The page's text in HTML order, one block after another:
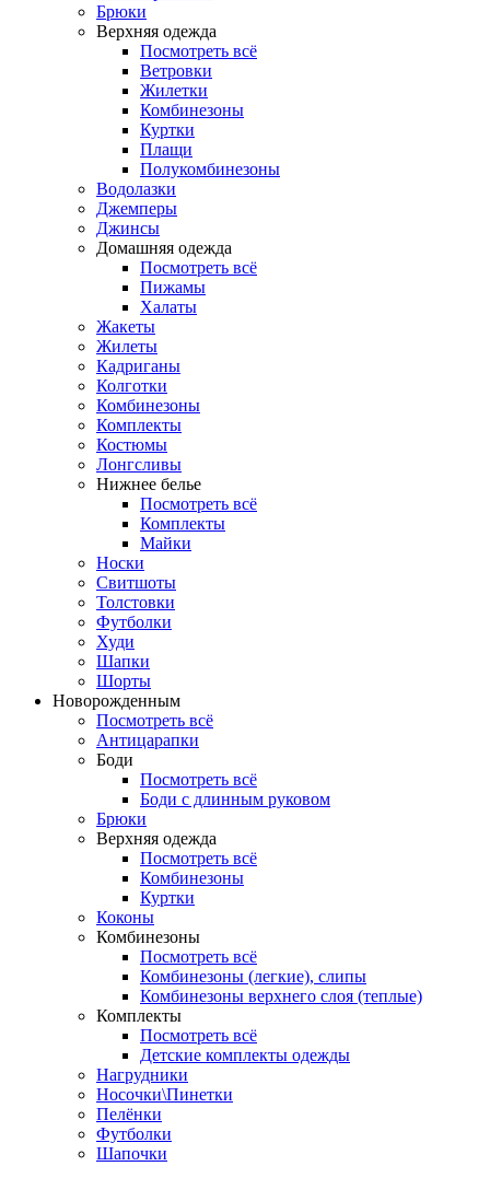
Брюки
Верхняя одежда
Посмотреть всё
Ветровки
Жилетки
Комбинезоны
Куртки
Плащи
Полукомбинезоны
Водолазки
Джемперы
Джинсы
Домашняя одежда
Посмотреть всё
Пижамы
Халаты
Жакеты
Жилеты
Кадриганы
Колготки
Комбинезоны
Комплекты
Костюмы
Лонгсливы
Нижнее белье
Посмотреть всё
Комплекты
Майки
Носки
Свитшоты
Толстовки
Футболки
Худи
Шапки
Шорты
Новорожденным
Посмотреть всё
Антицарапки
Боди
Посмотреть всё
Боди с длинным руковом
Брюки
Верхняя одежда
Посмотреть всё
Комбинезоны
Куртки
Коконы
Комбинезоны
Посмотреть всё
Комбинезоны (легкие), слипы
Комбинезоны верхнего слоя (теплые)
Комплекты
Посмотреть всё
Детские комплекты одежды
Нагрудники
Носочки\Пинетки
Пелёнки
Футболки
Шапочки